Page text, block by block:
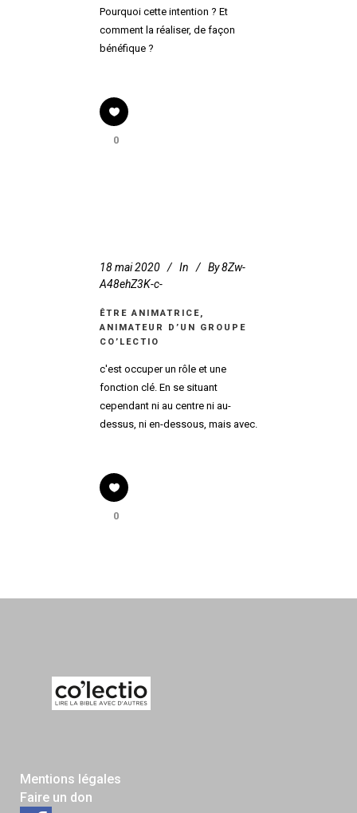
Pourquoi cette intention ? Et
comment la réaliser, de façon
bénéfique ?
0
18 mai 2020 In By8Zw-
A48ehZ3K-c-
ÊTRE ANIMATRICE,
ANIMATEUR D’UN GROUPE
CO’LECTIO
c'est occuper un rôle et une
fonction clé. En se situant
cependant ni au centre ni au-
dessus, ni en-dessous, mais avec.
0
Mentions légales
Faire un don